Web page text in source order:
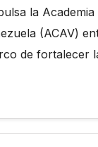
la Academia
(ACAV)
de fortalecer